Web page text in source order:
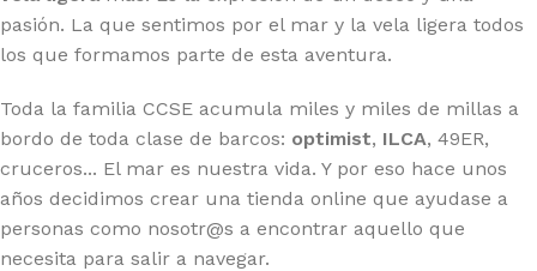
pasión. La que sentimos por el mar y la vela ligera todos
los que formamos parte de esta aventura.
Toda la familia CCSE acumula miles y miles de millas a
bordo de toda clase de barcos: optimist, ILCA, 49ER,
cruceros... El mar es nuestra vida. Y por eso hace unos
años decidimos crear una tienda online que ayudase a
personas como nosotr@s a encontrar aquello que
necesita para salir a navegar.